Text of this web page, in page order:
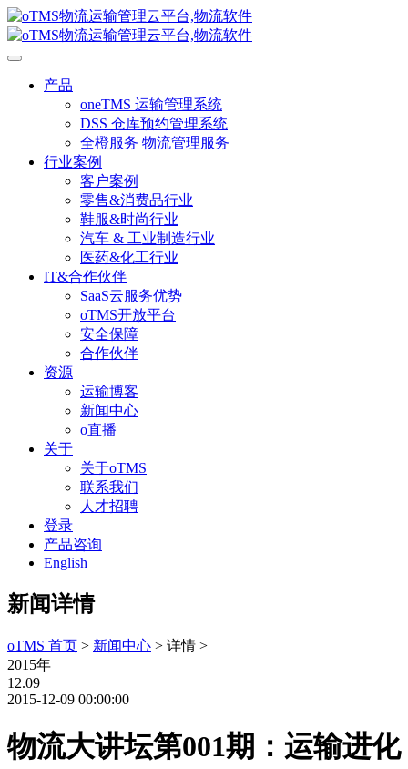
产品
oneTMS 运输管理系统
DSS 仓库预约管理系统
全橙服务 物流管理服务
行业案例
客户案例
零售&消费品行业
鞋服&时尚行业
汽车 & 工业制造行业
医药&化工行业
IT&合作伙伴
SaaS云服务优势
oTMS开放平台
安全保障
合作伙伴
资源
运输博客
新闻中心
o直播
关于
关于oTMS
联系我们
人才招聘
登录
产品咨询
English
新闻详情
oTMS 首页 > 新闻中心 > 详情 >
2015年
12.09
2015-12-09 00:00:00
物流大讲坛第001期：运输进化